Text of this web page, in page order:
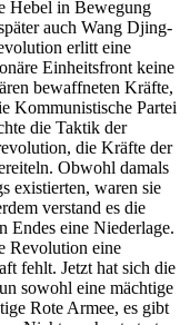
Hebel in Bewegung
auch Wang Djing-
erlitt eine
Einheitsfront keine
bewaffneten Kräfte,
Kommunistische Partei
die Taktik der
die Kräfte der
Obwohl damals
existierten, waren sie
verstand es die
Endes eine Niederlage.
Revolution eine
fehlt. Jetzt hat sich die
sowohl eine mächtige
Rote Armee, es gibt